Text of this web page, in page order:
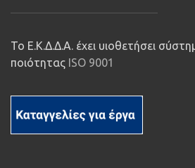
Το Ε.Κ.Δ.Δ.Α. έχει υιοθετήσει
ποιότητας ISO 9001